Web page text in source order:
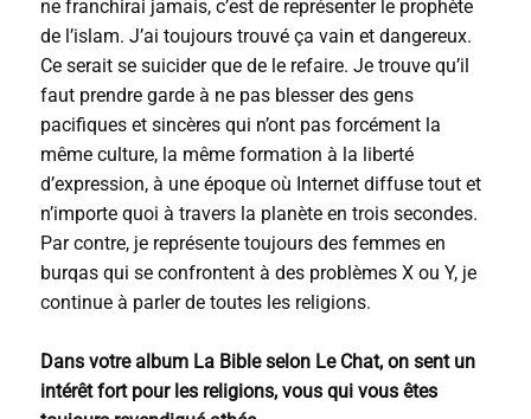
ne franchirai jamais, c’est de représenter le prophète
de l’islam. J’ai toujours trouvé ça vain et dangereux.
Ce serait se suicider que de le refaire. Je trouve qu’il
faut prendre garde à ne pas blesser des gens
pacifiques et sincères qui n’ont pas forcément la
même culture, la même formation à la liberté
d’expression, à une époque où Internet diffuse tout et
n’importe quoi à travers la planète en trois secondes.
Par contre, je représente toujours des femmes en
burqas qui se confrontent à des problèmes X ou Y, je
continue à parler de toutes les religions.
Dans votre album La Bible selon Le Chat, on sent un
intérêt fort pour les religions, vous qui vous êtes